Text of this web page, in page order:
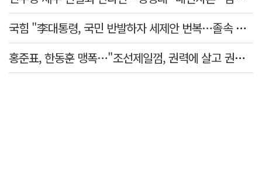
국힘 "李대통령, 국민 반발하자 세제안 번복…졸속 국정 즉각 중단"
홍준표, 한동훈 맹폭…"조선제일껌, 권력에 살고 권력에 죽었다"